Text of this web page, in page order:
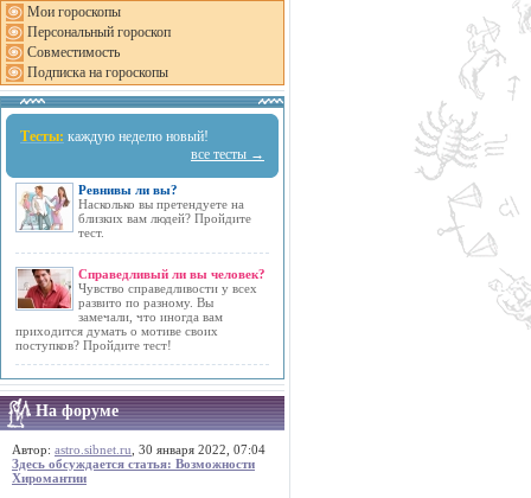
Мои гороскопы
Персональный гороскоп
Совместимость
Подписка на гороскопы
Тесты: каждую неделю новый!
все тесты →
Ревнивы ли вы?
Насколько вы претендуете на
близких вам людей? Пройдите
тест.
Справедливый ли вы человек?
Чувство справедливости у всех
развито по разному. Вы
замечали, что иногда вам
приходится думать о мотиве своих
поступков? Пройдите тест!
На форуме
Автор: astro.sibnet.ru , 30 января 2022, 07:04
Здесь обсуждается статья: Возможности
Хиромантии